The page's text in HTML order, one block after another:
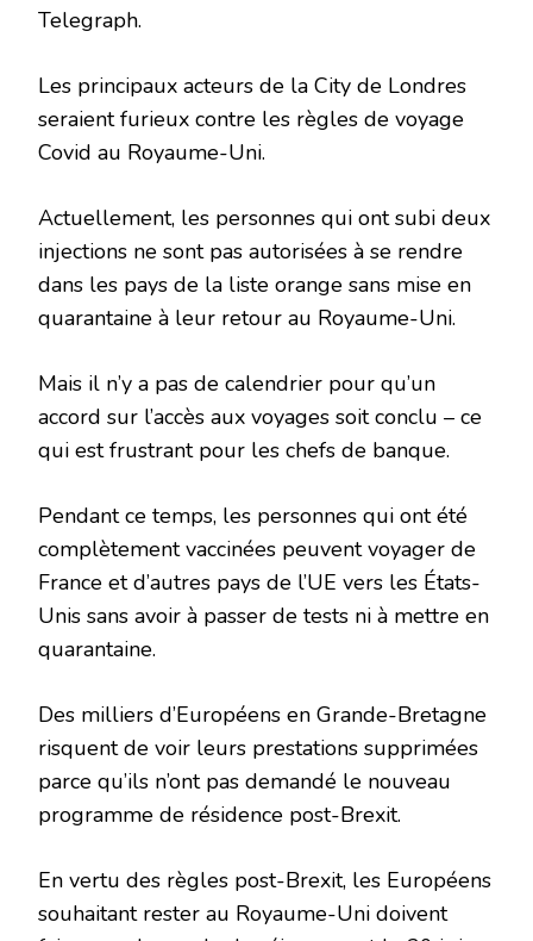
Telegraph.
Les principaux acteurs de la City de Londres
seraient furieux contre les règles de voyage
Covid au Royaume-Uni.
Actuellement, les personnes qui ont subi deux
injections ne sont pas autorisées à se rendre
dans les pays de la liste orange sans mise en
quarantaine à leur retour au Royaume-Uni.
Mais il n’y a pas de calendrier pour qu’un
accord sur l’accès aux voyages soit conclu – ce
qui est frustrant pour les chefs de banque.
Pendant ce temps, les personnes qui ont été
complètement vaccinées peuvent voyager de
France et d’autres pays de l’UE vers les États-
Unis sans avoir à passer de tests ni à mettre en
quarantaine.
Des milliers d’Européens en Grande-Bretagne
risquent de voir leurs prestations supprimées
parce qu’ils n’ont pas demandé le nouveau
programme de résidence post-Brexit.
En vertu des règles post-Brexit, les Européens
souhaitant rester au Royaume-Uni doivent